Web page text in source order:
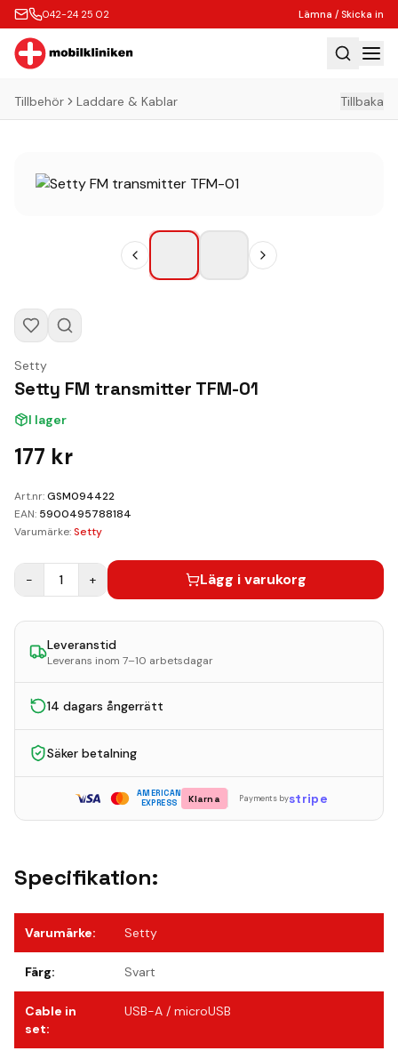
042-24 25 02 Lämna / Skicka in
Hem
Köp
Lämna / Skicka in
Butik
Kontakt
Kundvagn
Tillbehör Laddare & Kablar Tillbaka
Setty
Setty FM transmitter TFM-01
I lager
177 kr
Art.nr:GSM094422
EAN: 5900495788184
Varumärke:Setty
− 1 + Lägg i varukorg
Leveranstid
Leverans inom 7–10 arbetsdagar
14 dagars ångerrätt
Säker betalning
AMERICAN
EXPRESS
Klarna Payments bystripe
Specifikation:
Varumärke: Setty
Färg: Svart
Cable in
set:
USB-A / microUSB